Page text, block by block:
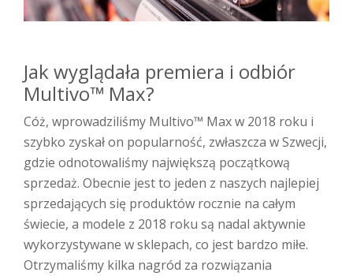
Jak wyglądała premiera i odbiór
Multivo™ Max?
Cóż, wprowadziliśmy Multivo™ Max w 2018 roku i
szybko zyskał on popularność, zwłaszcza w Szwecji,
gdzie odnotowaliśmy największą początkową
sprzedaż. Obecnie jest to jeden z naszych najlepiej
sprzedających się produktów rocznie na całym
świecie, a modele z 2018 roku są nadal aktywnie
wykorzystywane w sklepach, co jest bardzo miłe.
Otrzymaliśmy kilka nagród za rozwiązania